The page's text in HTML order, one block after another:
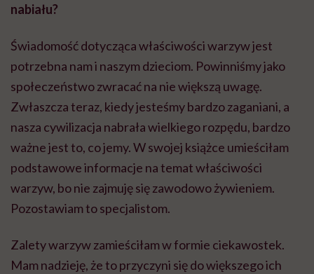
nabiału?
Świadomość dotycząca właściwości warzyw jest
potrzebna nam i naszym dzieciom. Powinniśmy jako
społeczeństwo zwracać na nie większą uwagę.
Zwłaszcza teraz, kiedy jesteśmy bardzo zaganiani, a
nasza cywilizacja nabrała wielkiego rozpędu, bardzo
ważne jest to, co jemy. W swojej książce umieściłam
podstawowe informacje na temat właściwości
warzyw, bo nie zajmuję się zawodowo żywieniem.
Pozostawiam to specjalistom.
Zalety warzyw zamieściłam w formie ciekawostek.
Mam nadzieję, że to przyczyni się do większego ich